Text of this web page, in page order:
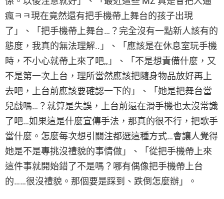
瘋ㅋㅋ現在竟然還有把手機帶上舞台的孩子出現
了」、「把手機帶上舞台…？完全沒有一點新人該有的
態度，我真的無法理解..」、「應該是在休息室玩手機
時，不小心就帶上來了吧,,」、「不是想責備什麼，又
不是第一次上台，理所當然應該把隨身物品放好再上
去吧，上台前應該要確認一下的」、「她是把舞台當
兒戲嗎…？就算是失誤，上台前還在滑手機也太沒常識
了吧…如果這是什麼宣傳手法，那真的很不行，把歌手
當什麼。怎麼每次想引關注都選這種方式…會讓人覺得
她是不是專挑沒禮貌的事情做」、「從把手機帶上來
這件事就開始錯了不是嗎？哪有偶像把手機帶上台
的……很沒禮貌。那個要是踩到、跌倒怎麼辦」。